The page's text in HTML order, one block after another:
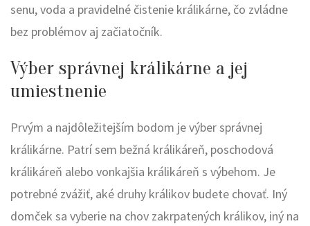
senu, voda a pravidelné čistenie králikárne, čo zvládne
bez problémov aj začiatočník.
Výber správnej králikárne a jej
umiestnenie
Prvým a najdôležitejším bodom je výber správnej
králikárne. Patrí sem bežná králikáreň, poschodová
králikáreň alebo vonkajšia králikáreň s výbehom. Je
potrebné zvážiť, aké druhy králikov budete chovať. Iný
domček sa vyberie na chov zakrpatených králikov, iný na